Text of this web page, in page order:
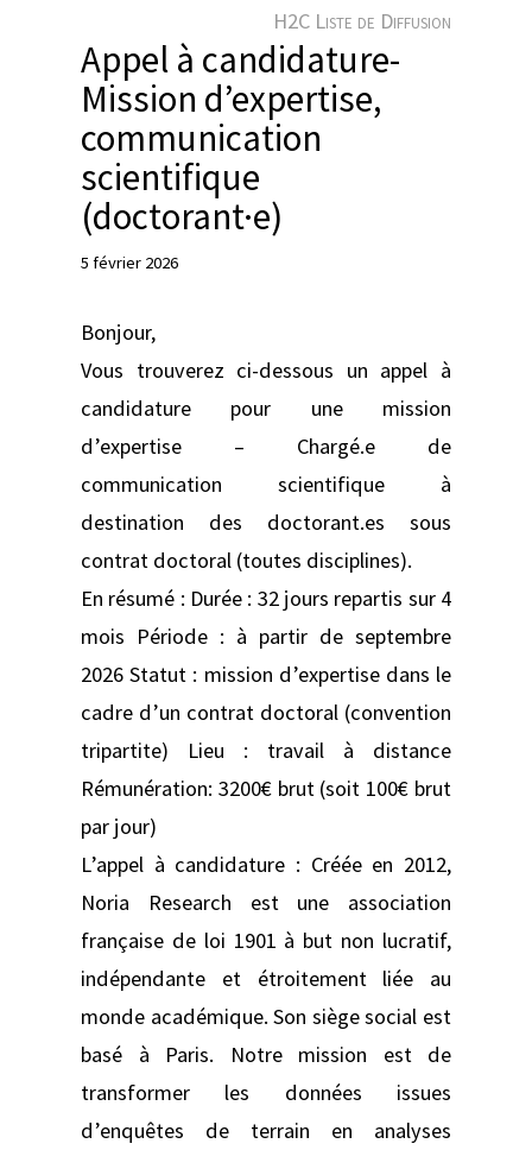
H2C Liste de Diffusion
Appel à candidature-
Mission d’expertise,
communication
scientifique
(doctorant·e)
5 février 2026
Bonjour,
Vous trouverez ci-dessous un appel à
candidature pour une mission
d’expertise – Chargé.e de
communication scientifique à
destination des doctorant.es sous
contrat doctoral (toutes disciplines).
En résumé : Durée : 32 jours repartis sur 4
mois Période : à partir de septembre
2026 Statut : mission d’expertise dans le
cadre d’un contrat doctoral (convention
tripartite) Lieu : travail à distance
Rémunération: 3200€ brut (soit 100€ brut
par jour)
L’appel à candidature : Créée en 2012,
Noria Research est une association
française de loi 1901 à but non lucratif,
indépendante et étroitement liée au
monde académique. Son siège social est
basé à Paris. Notre mission est de
transformer les données issues
d’enquêtes de terrain en analyses